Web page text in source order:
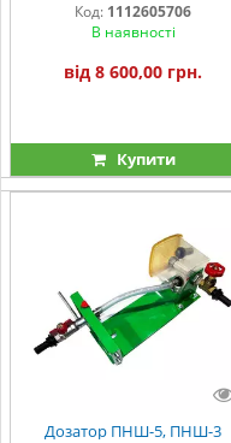
Код: 1112605706
В наявності
від 8 600,00 грн.
Купити
Дозатор ПНШ-5, ПНШ-3